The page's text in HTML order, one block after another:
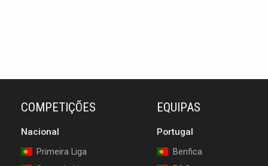
COMPETIÇÕES
Nacional
Primeira Liga
EQUIPAS
Portugal
Benfica